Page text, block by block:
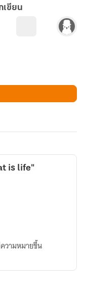
เขียน
is life"
วามหมายขึ้น